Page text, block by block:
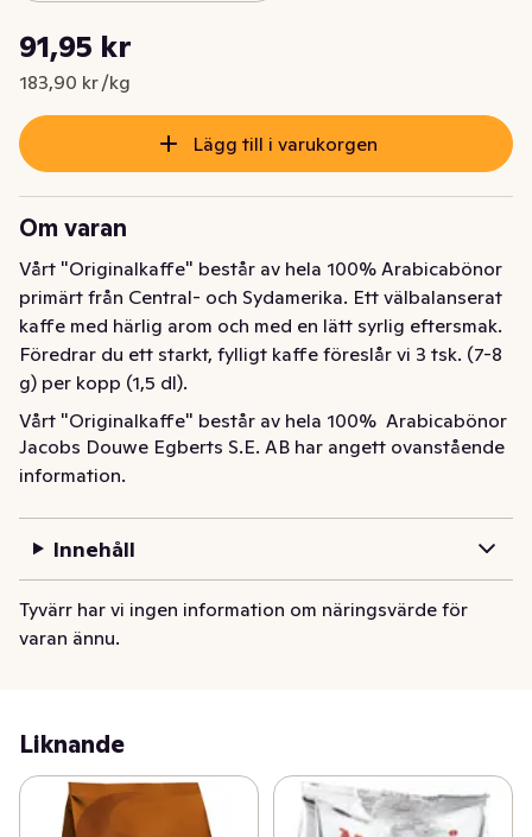
Nuvarande pris är: 91,95 kr
91,95 kr
183,90 kr /kg
Styckpris: 183,90 kr /kg
Lägg till i varukorgen
Om varan
Vårt "Originalkaffe" består av hela 100% Arabicabönor
primärt från Central- och Sydamerika. Ett välbalanserat
kaffe med härlig arom och med en lätt syrlig eftersmak.
Föredrar du ett starkt, fylligt kaffe föreslår vi 3 tsk. (7-8
g) per kopp (1,5 dl).
Vårt "Originalkaffe" består av hela 100%  Arabicabönor
primärt från Central- och Sydamerika. Ett välbalanserat
kaffe med härlig arom och med en lätt syrlig eftersmak.
Jacobs Douwe Egberts S.E. AB har angett ovanstående
information.
Innehåll
Tyvärr har vi ingen information om näringsvärde för
varan ännu.
Liknande